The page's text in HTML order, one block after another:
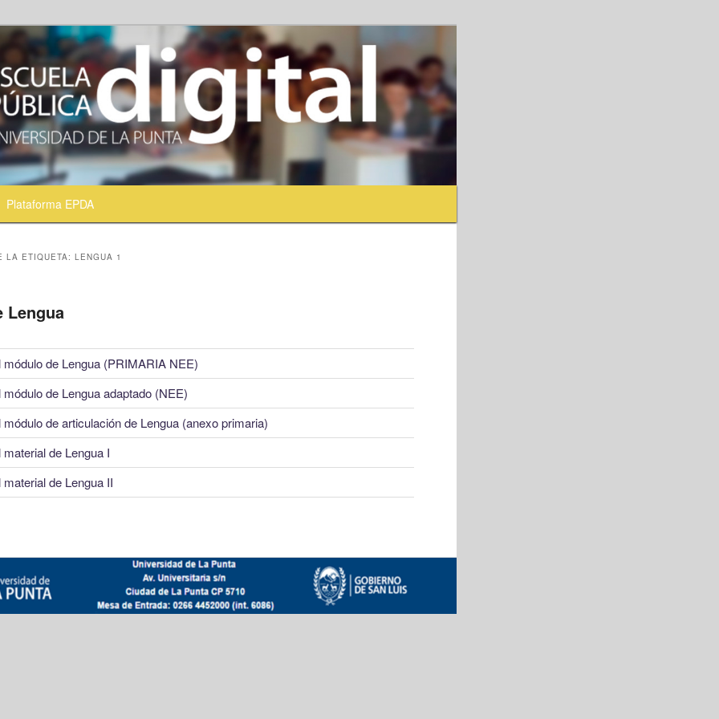
principal
secundario
Plataforma EPDA
LA ETIQUETA:LENGUA 1
Lengua
de Lengua (PRIMARIA NEE)
de Lengua adaptado (NEE)
de articulación de Lengua (anexo primaria)
de Lengua I
de Lengua II